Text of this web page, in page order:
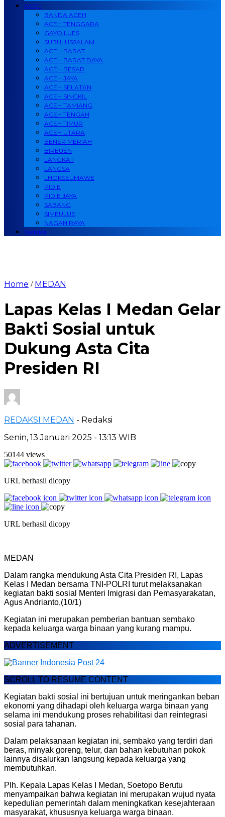
ACEH
BANDA ACEH
ACEH TENGGARA
GAYO LUES
SUBULUSSALAM
ACEH BARAT
ACEH BARAT DAYA
ACEH BESAR
ACEH JAYA
ACEH SELATAN
ACEH SINGKIL
ACEH TAMIANG
ACEH TENGAH
ACEH TIMUR
ACEH UTARA
BENER MERIAH
BIREUEN
LANGKAT
LANGSA
LHOKSEUMAWE
PIDIE
PIDIE JAYA
SABANG
SIMEULUE
NAGAN RAYA
Redaksi
Home / MEDAN
Lapas Kelas I Medan Gelar
Bakti Sosial untuk
Dukung Asta Cita
Presiden RI
REDAKSI MEDAN - Redaksi
Senin, 13 Januari 2025 - 13:13 WIB
50144 views
URL berhasil dicopy
URL berhasil dicopy
MEDAN
Dalam rangka mendukung Asta Cita Presiden RI, Lapas
Kelas I Medan bersama TNI-POLRI turut melaksanakan
kegiatan bakti sosial Menteri Imigrasi dan Pemasyarakatan,
Agus Andrianto,(10/1)
Kegiatan ini merupakan pemberian bantuan sembako
kepada keluarga warga binaan yang kurang mampu.
ADVERTISEMENT
SCROLL TO RESUME CONTENT
Kegiatan bakti sosial ini bertujuan untuk meringankan beban
ekonomi yang dihadapi oleh keluarga warga binaan yang
selama ini mendukung proses rehabilitasi dan reintegrasi
sosial para tahanan.
Dalam pelaksanaan kegiatan ini, sembako yang terdiri dari
beras, minyak goreng, telur, dan bahan kebutuhan pokok
lainnya disalurkan langsung kepada keluarga yang
membutuhkan.
Plh. Kepala Lapas Kelas I Medan, Soetopo Berutu
menyampaikan bahwa kegiatan ini merupakan wujud nyata
kepedulian pemerintah dalam meningkatkan kesejahteraan
masyarakat, khususnya keluarga warga binaan.